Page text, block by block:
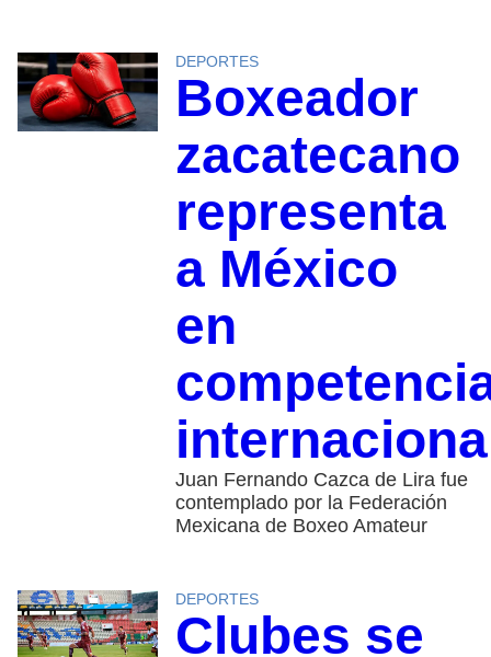
DEPORTES
Boxeador
zacatecano
representa
a México
en
Juan Fernando Cazca de Lira fue
contemplado por la Federación
Mexicana de Boxeo Amateur
DEPORTES
Clubes se